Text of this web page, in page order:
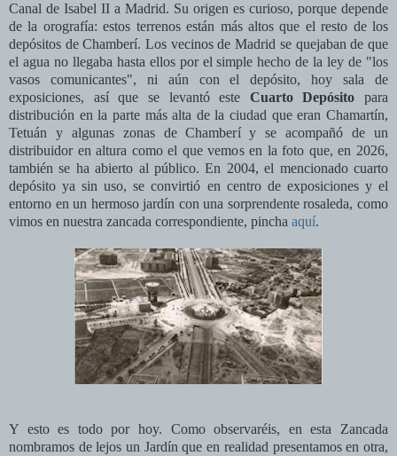
Canal de Isabel II a Madrid. Su origen es curioso, porque depende
de la orografía: estos terrenos están más altos que el resto de los
depósitos de Chamberí. Los vecinos de Madrid se quejaban de que
el agua no llegaba hasta ellos por el simple hecho de la ley de "los
vasos comunicantes", ni aún con el depósito, hoy sala de
exposiciones, así que se levantó este Cuarto Depósito para
distribución en la parte más alta de la ciudad que eran Chamartín,
Tetuán y algunas zonas de Chamberí y se acompañó de un
distribuidor en altura como el que vemos en la foto que, en 2026,
también se ha abierto al público. En 2004, el mencionado cuarto
depósito ya sin uso, se convirtió en centro de exposiciones y el
entorno en un hermoso jardín con una sorprendente rosaleda, como
vimos en nuestra zancada correspondiente, pincha aquí.
Y esto es todo por hoy. Como observaréis, en esta Zancada
nombramos de lejos un Jardín que en realidad presentamos en otra,